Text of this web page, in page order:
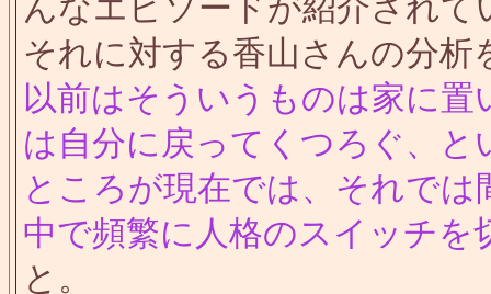
んなエピソードが紹介されて
それに対する香山さんの分析
以前はそういうものは家に
は自分に戻ってくつろぐ、と
ところが現在では、それで
中で頻繁に人格のスイッチ
と。